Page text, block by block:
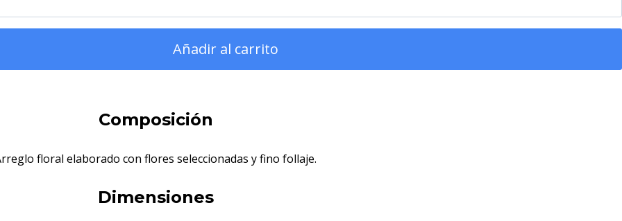
Añadir al carrito
Composición
floral elaborado con flores seleccionadas y fino follaje.
Dimensiones